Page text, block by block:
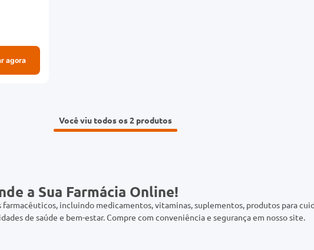
agora
Você viu todos os 2
a Sua Farmácia Online!
incluindo medicamentos, vitaminas, suplementos, produtos para
de saúde e bem-estar. Compre com conveniência e segurança em nosso site.